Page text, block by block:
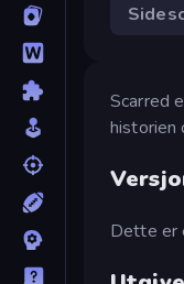
Scarred
historien
Dette er